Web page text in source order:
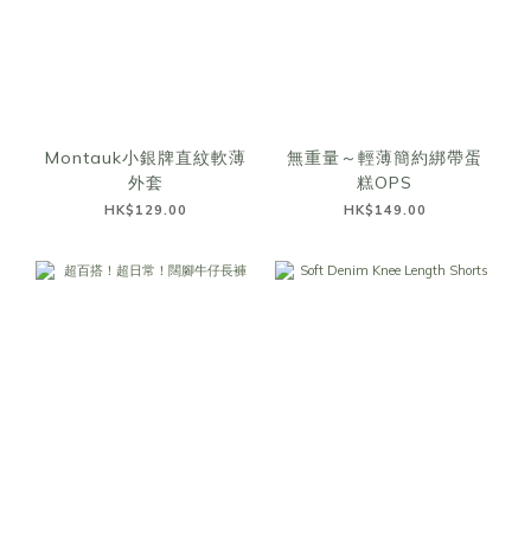
Montauk小銀牌直紋軟薄
外套
HK$129.00
無重量～輕薄簡約綁帶蛋
糕OPS
HK$149.00